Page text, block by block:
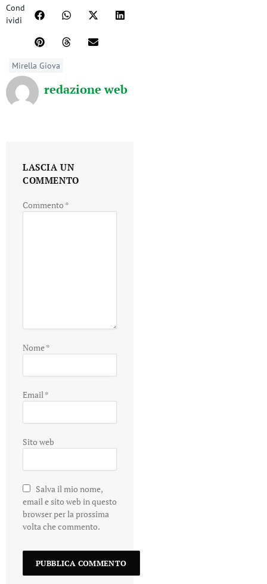
Cond
ividi
Mirella Giova
redazione web
LASCIA UN
COMMENTO
Commento *
Nome*
Email*
Sito web
Salva il mio nome,
email e sito web in questo
browser per la prossima
volta che commento.